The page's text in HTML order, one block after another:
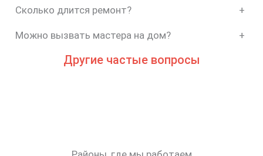
Сколько длится ремонт? +
Можно вызвать мастера на дом? +
Другие частые вопросы